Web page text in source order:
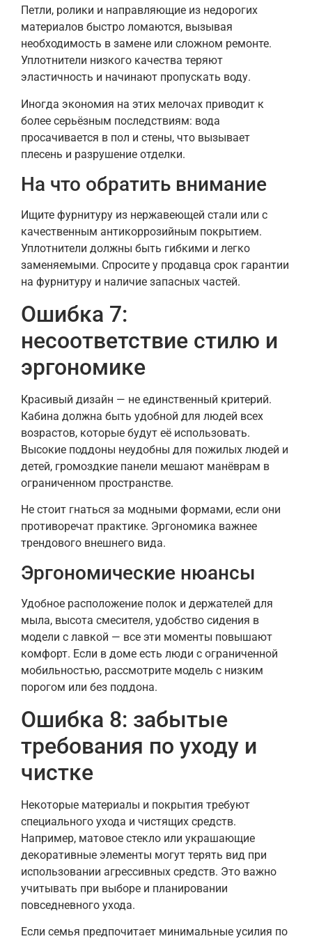
Петли, ролики и направляющие из недорогих
материалов быстро ломаются, вызывая
необходимость в замене или сложном ремонте.
Уплотнители низкого качества теряют
эластичность и начинают пропускать воду.
Иногда экономия на этих мелочах приводит к
более серьёзным последствиям: вода
просачивается в пол и стены, что вызывает
плесень и разрушение отделки.
На что обратить внимание
Ищите фурнитуру из нержавеющей стали или с
качественным антикоррозийным покрытием.
Уплотнители должны быть гибкими и легко
заменяемыми. Спросите у продавца срок гарантии
на фурнитуру и наличие запасных частей.
Ошибка 7:
несоответствие стилю и
эргономике
Красивый дизайн — не единственный критерий.
Кабина должна быть удобной для людей всех
возрастов, которые будут её использовать.
Высокие поддоны неудобны для пожилых людей и
детей, громоздкие панели мешают манёврам в
ограниченном пространстве.
Не стоит гнаться за модными формами, если они
противоречат практике. Эргономика важнее
трендового внешнего вида.
Эргономические нюансы
Удобное расположение полок и держателей для
мыла, высота смесителя, удобство сидения в
модели с лавкой — все эти моменты повышают
комфорт. Если в доме есть люди с ограниченной
мобильностью, рассмотрите модель с низким
порогом или без поддона.
Ошибка 8: забытые
требования по уходу и
чистке
Некоторые материалы и покрытия требуют
специального ухода и чистящих средств.
Например, матовое стекло или украшающие
декоративные элементы могут терять вид при
использовании агрессивных средств. Это важно
учитывать при выборе и планировании
повседневного ухода.
Если семья предпочитает минимальные усилия по